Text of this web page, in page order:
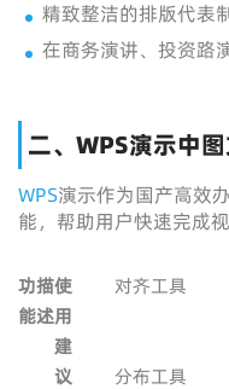
精致整洁的排版代表
在商务演讲、投资路
二、WPS演示中
WPS演示作为国产高效
能，帮助用户快速完成视
功
能
描
述
使
用
建
议
对齐工具
分布工具